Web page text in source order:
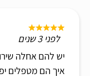
לפני 3 שנים
יש להם אחלה
איך הם מטפלים